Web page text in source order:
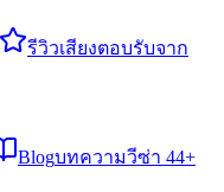
รีวิวเสียงตอบรับจาก
Blogบทความวีซ่า 44+